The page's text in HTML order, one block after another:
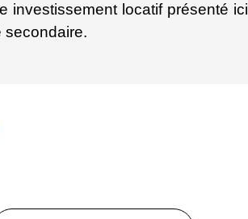
investissement locatif présenté ici
secondaire.